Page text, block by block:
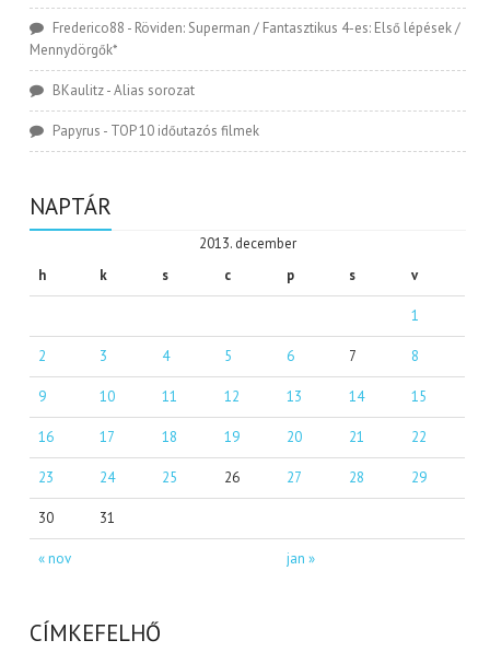
Frederico88 - Röviden: Superman / Fantasztikus 4-es: Első lépések /
Mennydörgők*
BKaulitz-Alias sorozat
Papyrus - TOP 10 időutazós filmek
NAPTÁR
2013. december
h
k s c p s v
« nov jan »
1
2 3 4 5 6 7 8
9 10 11 12 13 14 15
16 17 18 19 20 21 22
23 24 25 26 27 28 29
30 31
CÍMKEFELHŐ